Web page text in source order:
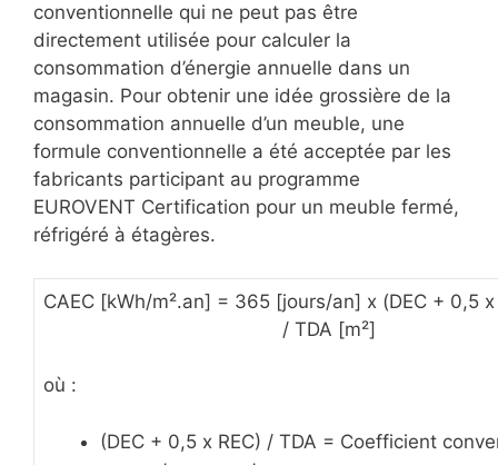
conventionnelle qui ne peut pas être
directement utilisée pour calculer la
consommation d’énergie annuelle dans un
magasin. Pour obtenir une idée grossière de la
consommation annuelle d’un meuble, une
formule conventionnelle a été acceptée par les
fabricants participant au programme
EUROVENT Certification pour un meuble fermé,
réfrigéré à étagères.
CAEC [kWh/m².an] = 365 [jours/an] x (DEC + 0,5
/ TDA [m²]
où :
(DEC + 0,5 x REC) / TDA = Coefficient